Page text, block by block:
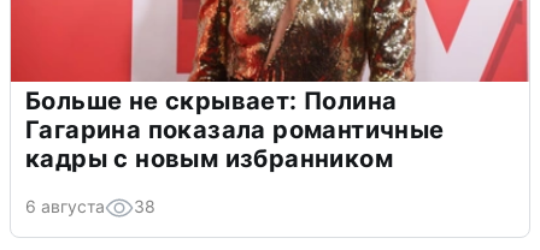
Больше не скрывает: Полина
Гагарина показала романтичные
кадры с новым избранником
6 августа 38